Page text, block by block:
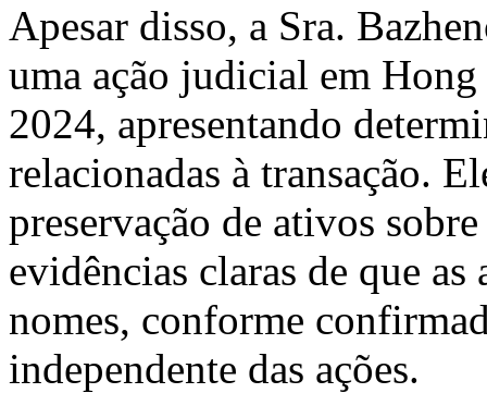
Apesar disso, a Sra.
uma ação judicial em
2024, apresentando
relacionadas à transação.
preservação de ativos
evidências claras de que as
nomes, conforme
independente das ações.